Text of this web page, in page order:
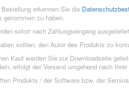
erkennen Sie die
zu haben.
sofort nach Zahlungseingang
sollten, den Autor des Produkts zu
Kauf werden Sie zur Downloadseite
erfolgt der Versand umgehend nach
Produkts / der Software bzw. der